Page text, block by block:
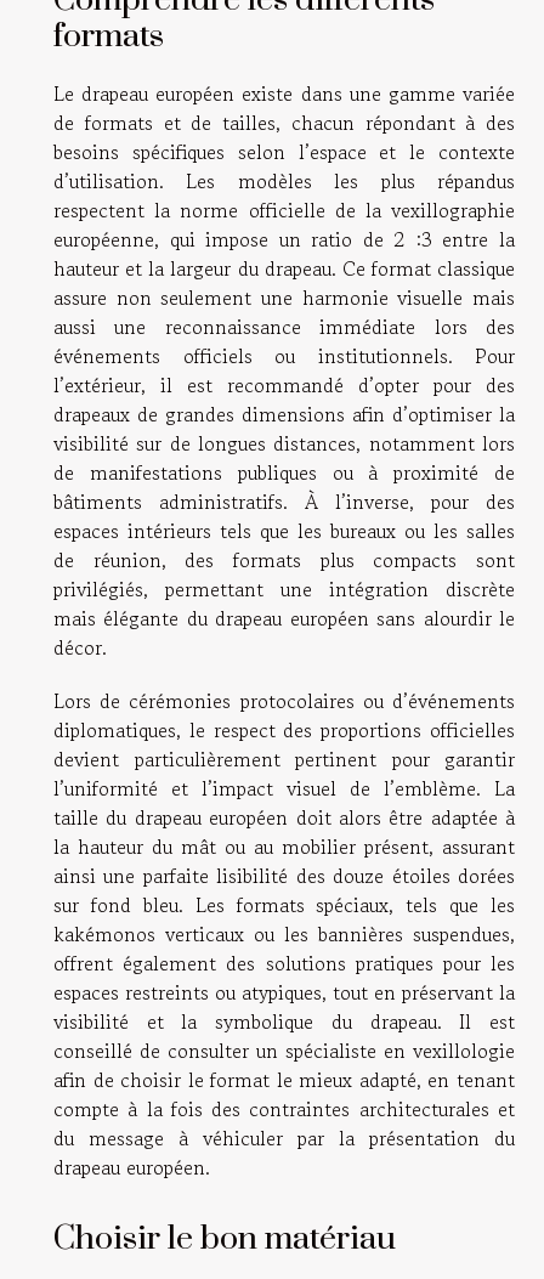
formats
Le drapeau européen existe dans une gamme variée
de formats et de tailles, chacun répondant à des
besoins spécifiques selon l’espace et le contexte
d’utilisation. Les modèles les plus répandus
respectent la norme officielle de la vexillographie
européenne, qui impose un ratio de 2 :3 entre la
hauteur et la largeur du drapeau. Ce format classique
assure non seulement une harmonie visuelle mais
aussi une reconnaissance immédiate lors des
événements officiels ou institutionnels. Pour
l’extérieur, il est recommandé d’opter pour des
drapeaux de grandes dimensions afin d’optimiser la
visibilité sur de longues distances, notamment lors
de manifestations publiques ou à proximité de
bâtiments administratifs. À l’inverse, pour des
espaces intérieurs tels que les bureaux ou les salles
de réunion, des formats plus compacts sont
privilégiés, permettant une intégration discrète
mais élégante du drapeau européen sans alourdir le
décor.
Lors de cérémonies protocolaires ou d’événements
diplomatiques, le respect des proportions officielles
devient particulièrement pertinent pour garantir
l’uniformité et l’impact visuel de l’emblème. La
taille du drapeau européen doit alors être adaptée à
la hauteur du mât ou au mobilier présent, assurant
ainsi une parfaite lisibilité des douze étoiles dorées
sur fond bleu. Les formats spéciaux, tels que les
kakémonos verticaux ou les bannières suspendues,
offrent également des solutions pratiques pour les
espaces restreints ou atypiques, tout en préservant la
visibilité et la symbolique du drapeau. Il est
conseillé de consulter un spécialiste en vexillologie
afin de choisir le format le mieux adapté, en tenant
compte à la fois des contraintes architecturales et
du message à véhiculer par la présentation du
drapeau européen.
Choisir le bon matériau